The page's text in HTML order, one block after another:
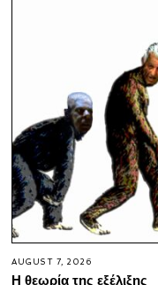
AUGUST 7, 2026
Η θεωρία της εξέλιξης